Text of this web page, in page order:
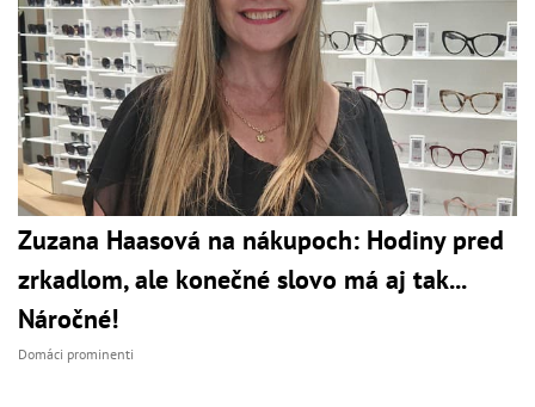
Zuzana Haasová na nákupoch: Hodiny pred
zrkadlom, ale konečné slovo má aj tak...
Náročné!
Domáci prominenti